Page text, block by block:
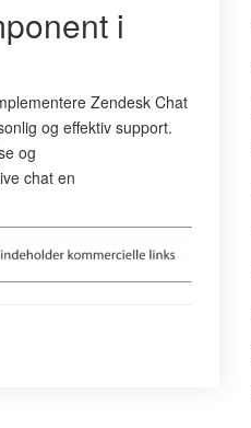
i
Zendesk Chat
og effektiv support.
og
chat en